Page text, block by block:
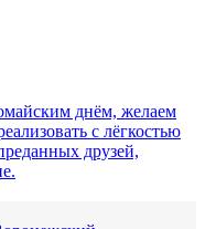
днём, желаем
с лёгкостью
друзей,